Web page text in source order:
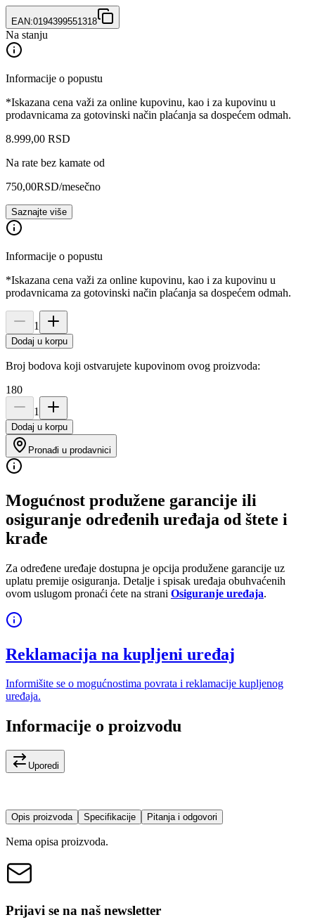
EAN:0194399551318
Na stanju
Informacije o popustu
*Iskazana cena važi za online kupovinu, kao i za kupovinu u
prodavnicama za gotovinski način plaćanja sa dospećem odmah.
8.999,00 RSD
Na rate bez kamate od
750,00RSD/mesečno
Saznajte više
Informacije o popustu
*Iskazana cena važi za online kupovinu, kao i za kupovinu u
prodavnicama za gotovinski način plaćanja sa dospećem odmah.
1
Dodaj u korpu
Broj bodova koji ostvarujete kupovinom ovog proizvoda:
180
1
Dodaj u korpu
Pronađi u prodavnici
Mogućnost produžene garancije ili
osiguranje određenih uređaja od štete i
krađe
Za određene uređaje dostupna je opcija produžene garancije uz
uplatu premije osiguranja. Detalje i spisak uređaja obuhvaćenih
ovom uslugom pronaći ćete na strani Osiguranje uređaja.
Reklamacija na kupljeni uređaj
Informišite se o mogućnostima povrata i reklamacije kupljenog
uređaja.
Informacije o proizvodu
Uporedi
Opis proizvoda Specifikacije Pitanja i odgovori
Nema opisa proizvoda.
Prijavi se na naš newsletter